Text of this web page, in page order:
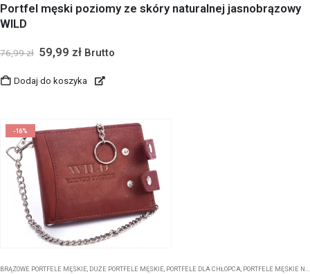
Portfel męski poziomy ze skóry naturalnej jasnobrązowy
WILD
76,99zł 59,99 zł Brutto
Dodaj do koszyka
-16%
BRĄZOWE PORTFELE MĘSKIE DUŻE PORTFELE MĘSKIE PORTFELE DLA CHŁOPCA PORTFELE MĘSKIE NA ZATRZASK